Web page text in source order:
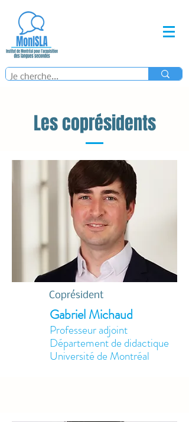
Les coprésidents
Coprésident
Gabriel Michaud
Professeur adjoint
Département de didactique
Université de Montréal